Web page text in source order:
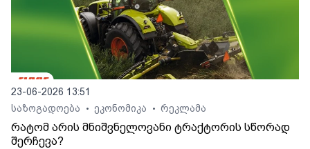
23-06-2026 13:51
საზოგადოება
• ეკონომიკა • რეკლამა
რატომ არის მნიშვნელოვანი ტრაქტორის სწორად
შერჩევა?